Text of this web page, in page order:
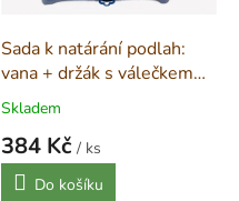
Sada k natárání podlah:
vana + držák s válečkem
25 cm + 2 vložky
Skladem
384 Kč / ks
Měrná
cena: Do košíku